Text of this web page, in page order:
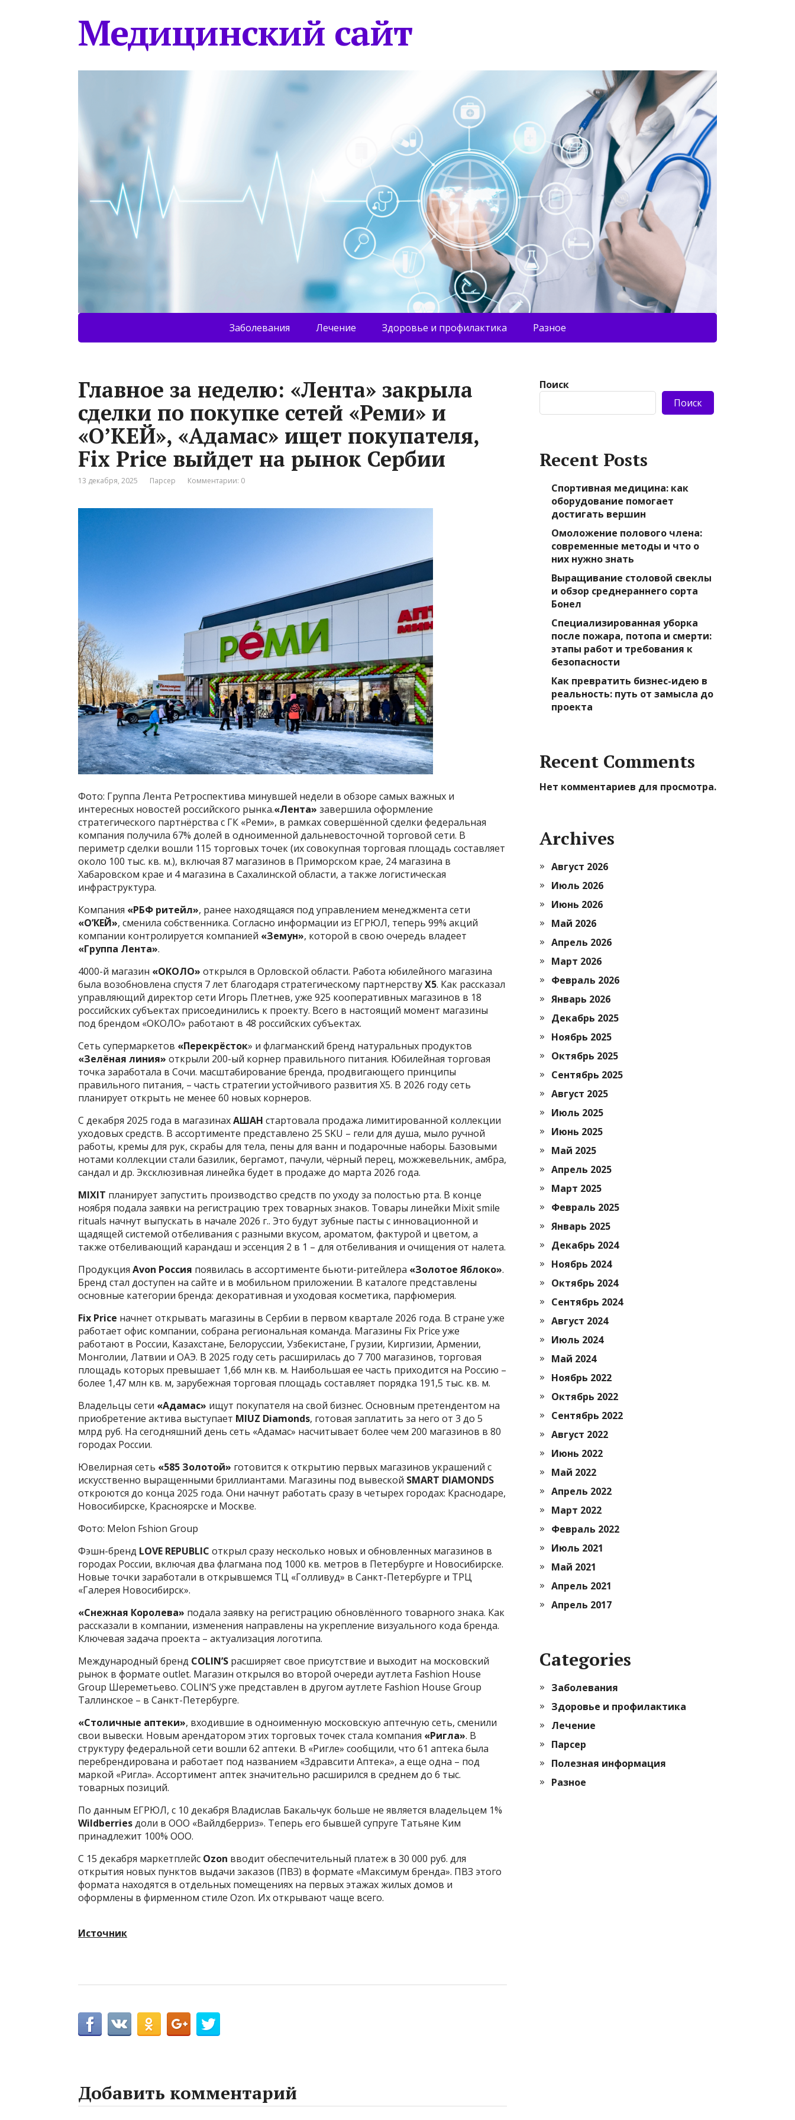
Медицинский сайт
Заболевания Лечение Здоровье и профилактика Разное
Главное за неделю: «Лента» закрыла
сделки по покупке сетей «Реми» и
«О’КЕЙ», «Адамас» ищет покупателя,
Fix Price выйдет на рынок Сербии
13 декабря, 2025 Парсер Комментарии: 0
Фото: Группа Лента Ретроспектива минувшей недели в обзоре самых важных и
интересных новостей российского рынка.«Лента» завершила оформление
стратегического партнёрства с ГК «Реми», в рамках совершённой сделки федеральная
компания получила 67% долей в одноименной дальневосточной торговой сети. В
периметр сделки вошли 115 торговых точек (их совокупная торговая площадь составляет
около 100 тыс. кв. м.), включая 87 магазинов в Приморском крае, 24 магазина в
Хабаровском крае и 4 магазина в Сахалинской области, а также логистическая
инфраструктура.
Компания «РБФ ритейл», ранее находящаяся под управлением менеджмента сети
«О’КЕЙ», сменила собственника. Согласно информации из ЕГРЮЛ, теперь 99% акций
компании контролируется компанией «Земун», которой в свою очередь владеет
«Группа Лента».
4000-й магазин «ОКОЛО» открылся в Орловской области. Работа юбилейного магазина
была возобновлена спустя 7 лет благодаря стратегическому партнерствуХ5. Как рассказал
управляющий директор сети Игорь Плетнев, уже 925 кооперативных магазинов в 18
российских субъектах присоединились к проекту. Всего в настоящий момент магазины
под брендом «ОКОЛО» работают в 48 российских субъектах.
Сеть супермаркетов «Перекрёсток» и флагманский бренд натуральных продуктов
«Зелёная линия» открыли 200-ый корнер правильного питания. Юбилейная торговая
точка заработала в Сочи. масштабирование бренда, продвигающего принципы
правильного питания, – часть стратегии устойчивого развития Х5. В 2026 году сеть
планирует открыть не менее 60 новых корнеров.
С декабря 2025 года в магазинахАШАН стартовала продажа лимитированной коллекции
уходовых средств. В ассортименте представлено 25 SKU – гели для душа, мыло ручной
работы, кремы для рук, скрабы для тела, пены для ванн и подарочные наборы. Базовыми
нотами коллекции стали базилик, бергамот, пачули, чёрный перец, можжевельник, амбра,
сандал и др. Эксклюзивная линейка будет в продаже до марта 2026 года.
MIXIT планирует запустить производство средств по уходу за полостью рта. В конце
ноября подала заявки на регистрацию трех товарных знаков. Товары линейки Mixit smile
rituals начнут выпускать в начале 2026 г.. Это будут зубные пасты с инновационной и
щадящей системой отбеливания с разными вкусом, ароматом, фактурой и цветом, а
также отбеливающий карандаш и эссенция 2 в 1 – для отбеливания и очищения от налета.
Продукция Avon Россия появилась в ассортименте бьюти-ритейлера «Золотое Яблоко».
Бренд стал доступен на сайте и в мобильном приложении. В каталоге представлены
основные категории бренда: декоративная и уходовая косметика, парфюмерия.
Fix Price начнет открывать магазины в Сербии в первом квартале 2026 года. В стране уже
работает офис компании, собрана региональная команда. Магазины Fix Price уже
работают в России, Казахстане, Белоруссии, Узбекистане, Грузии, Киргизии, Армении,
Монголии, Латвии и ОАЭ. В 2025 году сеть расширилась до 7 700 магазинов, торговая
площадь которых превышает 1,66 млн кв. м. Наибольшая ее часть приходится на Россию –
более 1,47 млн кв. м, зарубежная торговая площадь составляет порядка 191,5 тыс. кв. м.
Владельцы сети «Адамас» ищут покупателя на свой бизнес. Основным претендентом на
приобретение актива выступает MIUZ Diamonds, готовая заплатить за него от 3 до 5
млрд руб. На сегодняшний день сеть «Адамас» насчитывает более чем 200 магазинов в 80
городах России.
Ювелирная сеть «585 Золотой» готовится к открытию первых магазинов украшений с
искусственно выращенными бриллиантами. Магазины под вывеской SMART DIAMONDS
откроются до конца 2025 года. Они начнут работать сразу в четырех городах: Краснодаре,
Новосибирске, Красноярске и Москве.
Фото: Melon Fshion Group
Фэшн-бренд LOVE REPUBLIC открыл сразу несколько новых и обновленных магазинов в
городах России, включая два флагмана под 1000 кв. метров в Петербурге и Новосибирске.
Новые точки заработали в открывшемся ТЦ «Голливуд» в Санкт-Петербурге и ТРЦ
«Галерея Новосибирск».
«Снежная Королева» подала заявку на регистрацию обновлённого товарного знака. Как
рассказали в компании, изменения направлены на укрепление визуального кода бренда.
Ключевая задача проекта – актуализация логотипа.
Международный бренд COLIN’S расширяет свое присутствие и выходит на московский
рынок в формате outlet. Магазин открылся во второй очереди аутлета Fashion House
Group Шереметьево. COLIN’S уже представлен в другом аутлете Fashion House Group
Таллинское – в Санкт-Петербурге.
«Столичные аптеки», входившие в одноименную московскую аптечную сеть, сменили
свои вывески. Новым арендатором этих торговых точек стала компания «Ригла». В
структуру федеральной сети вошли 62 аптеки. В «Ригле» сообщили, что 61 аптека была
перебрендирована и работает под названием «Здравсити Аптека», а еще одна – под
маркой «Ригла». Ассортимент аптек значительно расширился в среднем до 6 тыс.
товарных позиций.
По данным ЕГРЮЛ, с 10 декабря Владислав Бакальчук больше не является владельцем 1%
Wildberriesдоли в ООО «Вайлдберриз». Теперь его бывшей супруге Татьяне Ким
принадлежит 100% ООО.
С 15 декабря маркетплейс Ozon вводит обеспечительный платеж в 30 000 руб. для
открытия новых пунктов выдачи заказов (ПВЗ) в формате «Максимум бренда». ПВЗ этого
формата находятся в отдельных помещениях на первых этажах жилых домов и
оформлены в фирменном стиле Ozon. Их открывают чаще всего.
Источник
Добавить комментарий
Поиск
Поиск
Recent Posts
Спортивная медицина: как
оборудование помогает
достигать вершин
Омоложение полового члена:
современные методы и что о
них нужно знать
Выращивание столовой свеклы
и обзор среднераннего сорта
Бонел
Специализированная уборка
после пожара, потопа и смерти:
этапы работ и требования к
безопасности
Как превратить бизнес-идею в
реальность: путь от замысла до
проекта
Recent Comments
Нет комментариев для просмотра.
Archives
Август 2026
Июль 2026
Июнь 2026
Май 2026
Апрель 2026
Март 2026
Февраль 2026
Январь 2026
Декабрь 2025
Ноябрь 2025
Октябрь 2025
Сентябрь 2025
Август 2025
Июль 2025
Июнь 2025
Май 2025
Апрель 2025
Март 2025
Февраль 2025
Январь 2025
Декабрь 2024
Ноябрь 2024
Октябрь 2024
Сентябрь 2024
Август 2024
Июль 2024
Май 2024
Ноябрь 2022
Октябрь 2022
Сентябрь 2022
Август 2022
Июнь 2022
Май 2022
Апрель 2022
Март 2022
Февраль 2022
Июль 2021
Май 2021
Апрель 2021
Апрель 2017
Categories
Заболевания
Здоровье и профилактика
Лечение
Парсер
Полезная информация
Разное